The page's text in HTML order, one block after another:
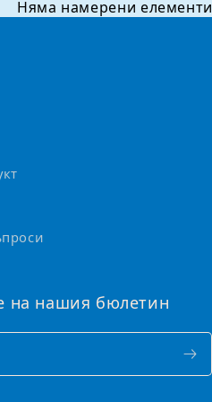
Няма намерени елементи
на нашия бюлетин